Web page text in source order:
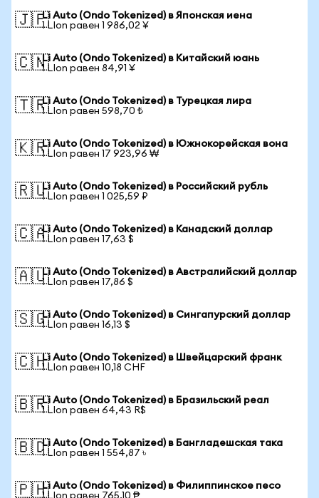
🇯🇵Li Auto (Ondo Tokenized) в Японская иена
1 LIon равен 1 986,02 ¥
🇨🇳Li Auto (Ondo Tokenized) в Китайский юань
1 LIon равен 84,91 ¥
🇹🇷Li Auto (Ondo Tokenized) в Турецкая лира
1 LIon равен 598,70 ₺
🇰🇷Li Auto (Ondo Tokenized) в Южнокорейская вона
1 LIon равен 17 923,96 ₩
🇷🇺Li Auto (Ondo Tokenized) в Российский рубль
1 LIon равен 1 025,59 ₽
🇨🇦Li Auto (Ondo Tokenized) в Канадский доллар
1 LIon равен 17,63 $
🇦🇺Li Auto (Ondo Tokenized) в Австралийский доллар
1 LIon равен 17,86 $
🇸🇬Li Auto (Ondo Tokenized) в Сингапурский доллар
1 LIon равен 16,13 $
🇨🇭Li Auto (Ondo Tokenized) в Швейцарский франк
1 LIon равен 10,18 CHF
🇧🇷Li Auto (Ondo Tokenized) в Бразильский реал
1 LIon равен 64,43 R$
🇧🇩Li Auto (Ondo Tokenized) в Бангладешская така
1 LIon равен 1 554,87 ৳
🇵🇭Li Auto (Ondo Tokenized) в Филиппинское песо
1 LIon равен 765,10 ₱